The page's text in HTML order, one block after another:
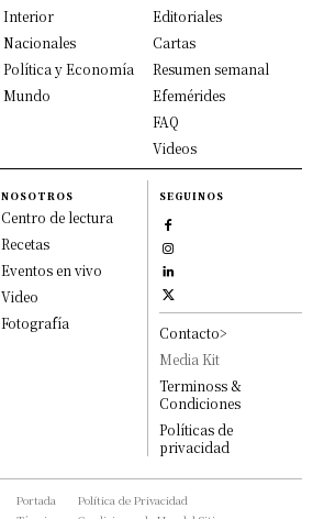
Interior
Nacionales
Política y Economía
Mundo
Editoriales
Cartas
Resumen semanal
Efemérides
FAQ
Videos
NOSOTROS
Centro de lectura
Recetas
Eventos en vivo
Video
Fotografía
SEGUINOS
Contacto>
Media Kit
Terminoss &
Condiciones
Políticas de
privacidad
Portada
Política de Privacidad